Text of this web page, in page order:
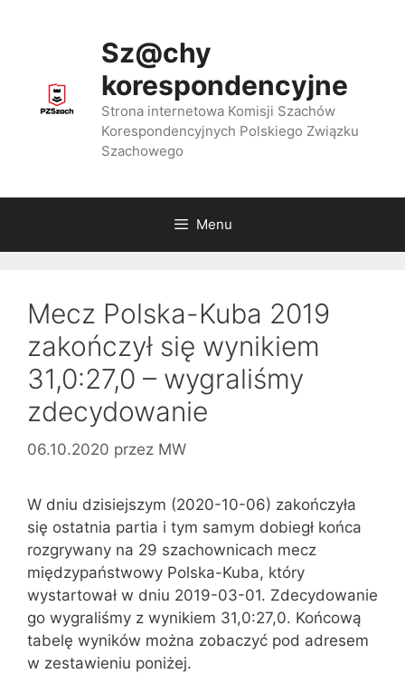
Sz@chy
korespondencyjne
Strona internetowa Komisji Szachów
Korespondencyjnych Polskiego Związku
Szachowego
Menu
Mecz Polska-Kuba 2019
zakończył się wynikiem
31,0:27,0 – wygraliśmy
zdecydowanie
06.10.2020 przez MW
W dniu dzisiejszym (2020-10-06) zakończyła
się ostatnia partia i tym samym dobiegł końca
rozgrywany na 29 szachownicach mecz
międzypaństwowy Polska-Kuba, który
wystartował w dniu 2019-03-01. Zdecydowanie
go wygraliśmy z wynikiem 31,0:27,0. Końcową
tabelę wyników można zobaczyć pod adresem
w zestawieniu poniżej.